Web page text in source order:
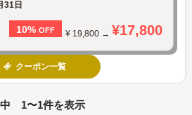
31日
10% OFF ¥ 19,800 → ¥17,800
クーポン一覧
1〜1件を表示